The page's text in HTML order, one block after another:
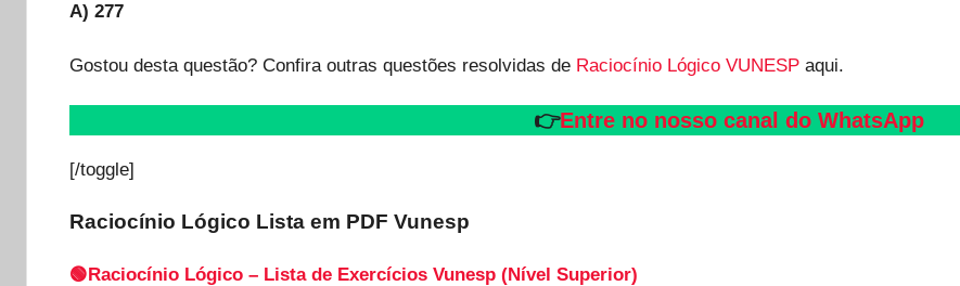
A) 277
Gostou desta questão? Confira outras questões resolvidas de Raciocínio Lógico VUNESP aqui.
👉Entre no nosso canal do WhatsApp
[/toggle]
Raciocínio Lógico Lista em PDF Vunesp
🟢Raciocínio Lógico – Lista de Exercícios Vunesp (Nível Superior)